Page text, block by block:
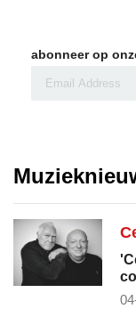
abonneer op